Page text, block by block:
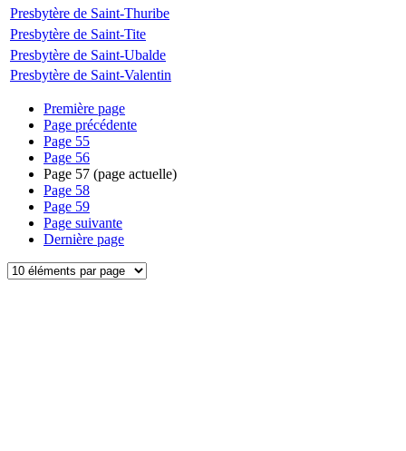
Presbytère de Saint-Thuribe
Presbytère de Saint-Tite
Presbytère de Saint-Ubalde
Presbytère de Saint-Valentin
Première page
Page précédente
Page 55
Page 56
Page 57 (page actuelle)
Page 58
Page 59
Page suivante
Dernière page